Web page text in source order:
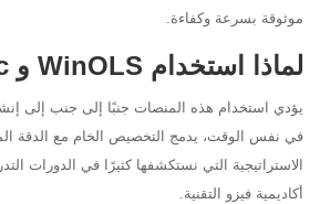
موثوقة بسرعة وكفاءة.
لماذا استخدام WinOLS و SwifTec معًا؟
يؤدي استخدام هذه المنصات جنبًا إلى جنب إلى
في نفس الوقت، يدمج التخصيص الخام مع الدقة
الاستراتيجية التي نستكشفها كثيرًا في الدورات
أكاديمية فيزو التقنية.